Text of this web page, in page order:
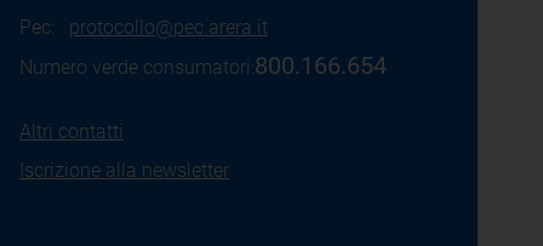
Pec: protocollo@pec.arera.it
Numero verde consumatori:800.166.654
Altri contatti
Iscrizione alla newsletter